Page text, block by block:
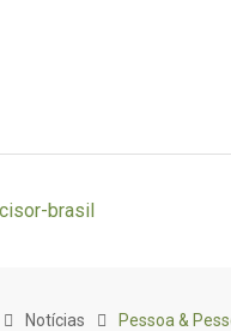
Notícias Pessoa &